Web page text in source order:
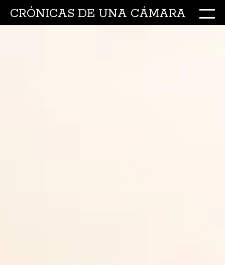
CRÓNICAS DE UNA CÁMARA
Ir